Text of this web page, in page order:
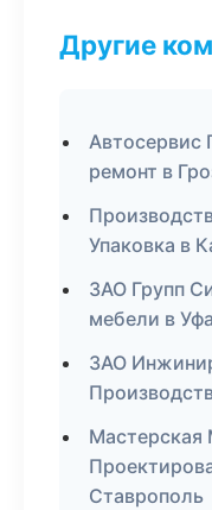
Другие
Автосервис
ремонт в
Упаковка в
ЗАО Групп
мебели в Уфа
ЗАО
Ставрополь